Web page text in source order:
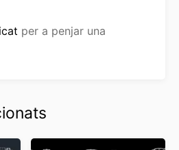
per a penjar una